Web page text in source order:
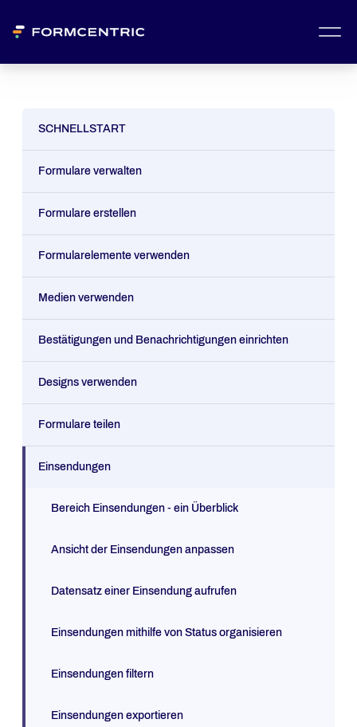
SCHNELLSTART
Formulare verwalten
Formulare erstellen
Formularelemente verwenden
Medien verwenden
Bestätigungen und Benachrichtigungen einrichten
Designs verwenden
Formulare teilen
Einsendungen
Bereich Einsendungen - ein Überblick
Ansicht der Einsendungen anpassen
Datensatz einer Einsendung aufrufen
Einsendungen mithilfe von Status organisieren
Einsendungen filtern
Einsendungen exportieren